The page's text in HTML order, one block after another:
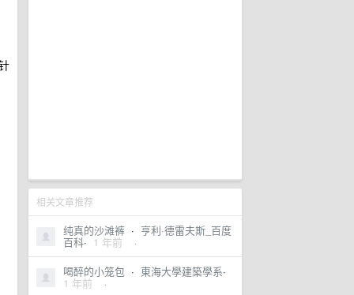
相关文章推荐
纯真的沙滩裤 · 亨利·德雷夫斯_百度
百科· 1 年前 ·
喝醉的小笼包 · 東海大學建築學系·
1 年前 ·